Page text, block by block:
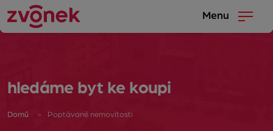
Menu
hledáme byt ke koupi
Domů Poptávané nemovitosti